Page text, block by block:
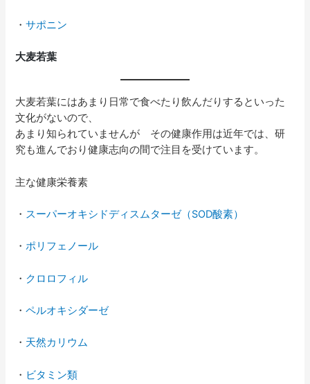
・サポニン
大麦若葉
大麦若葉にはあまり日常で食べたり飲んだりするといった
文化がないので、
あまり知られていませんが その健康作用は近年では、研
究も進んでおり健康志向の間で注目を受けています。
主な健康栄養素
・ スーパーオキシドディスムターゼ（SOD酸素）
・ポリフェノール
・ クロロフィル
・ペルオキシダーゼ
・ 天然カリウム
・ ビタミン類